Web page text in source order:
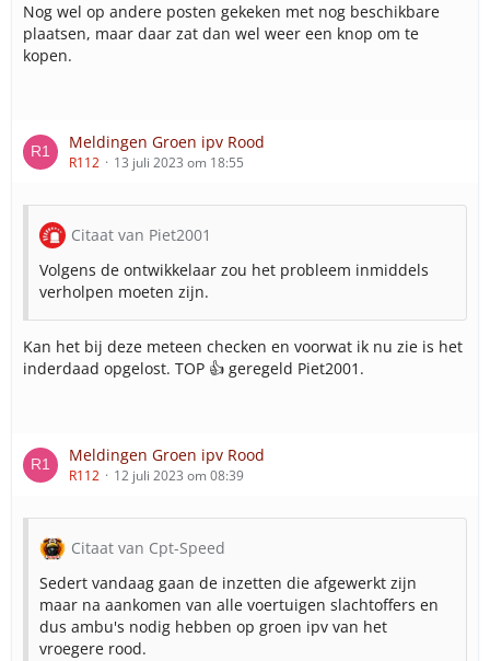
Nog wel op andere posten gekeken met nog beschikbare
plaatsen, maar daar zat dan wel weer een knop om te
kopen.
Meldingen Groen ipv Rood
R112 13 juli 2023 om 18:55
Citaat van Piet2001
Volgens de ontwikkelaar zou het probleem inmiddels
verholpen moeten zijn.
Kan het bij deze meteen checken en voorwat ik nu zie is het
inderdaad opgelost. TOP 👍 geregeld Piet2001.
Meldingen Groen ipv Rood
R112 12 juli 2023 om 08:39
Citaat van Cpt-Speed
Sedert vandaag gaan de inzetten die afgewerkt zijn
maar na aankomen van alle voertuigen slachtoffers en
dus ambu's nodig hebben op groen ipv van het
vroegere rood.